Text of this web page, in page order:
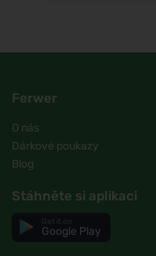
Ferwer
O nás
Dárkové poukazy
Blog
Stáhněte si aplikaci
Google Play